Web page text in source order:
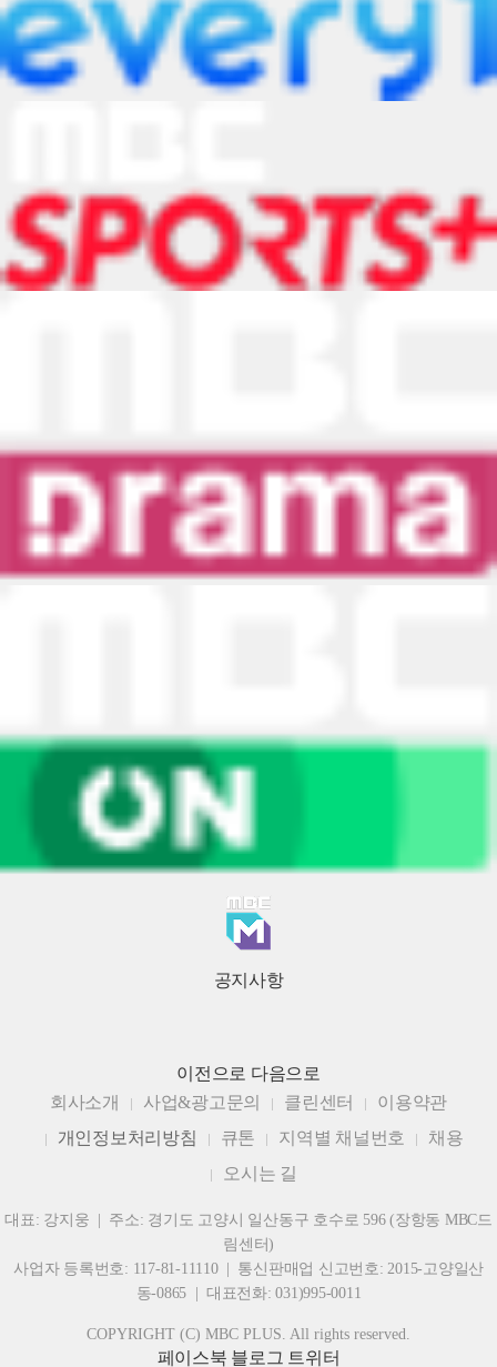
공지사항
이전으로 다음으로
회사소개
사업&광고문의 클린센터
이용약관
개인정보처리방침
큐톤 지역별 채널번호
채용
오시는 길
대표: 강지웅 | 주소: 경기도 고양시 일산동구 호수로 596 (장항동 MBC드
림센터)
사업자 등록번호: 117-81-11110 | 통신판매업 신고번호: 2015-고양일산
동-0865 | 대표전화: 031)995-0011
COPYRIGHT (C) MBC PLUS. All rights reserved.
페이스북 블로그 트위터